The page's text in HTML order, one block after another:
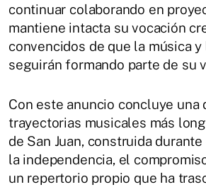
continuar colaborando en
mantiene intacta su vocación
convencidos de que la música
seguirán formando parte de su
Con este anuncio concluye una
trayectorias musicales más
de San Juan, construida
la independencia, el
un repertorio propio que ha